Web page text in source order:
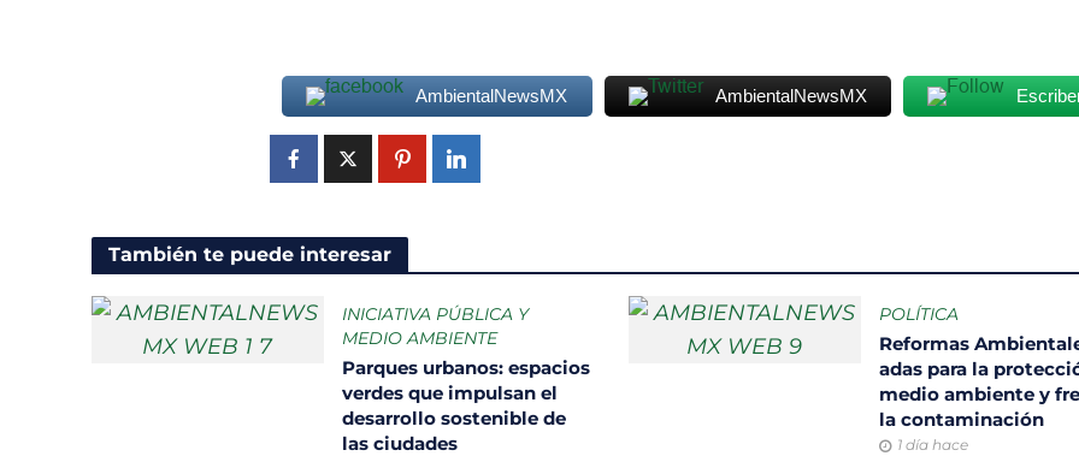
AmbientalNewsMX AmbientalNewsMX
También te puede interesar
INICIATIVA PÚBLICA Y
MEDIO AMBIENTE
Parques urbanos: espacios
verdes que impulsan el
desarrollo sostenible de
las ciudades
POLÍTICA
Reformas
adas para la
medio ambiente y
la contaminación
1 día hace